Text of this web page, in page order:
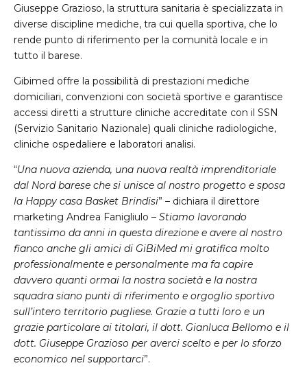
Giuseppe Grazioso, la struttura sanitaria è specializzata in
diverse discipline mediche, tra cui quella sportiva, che lo
rende punto di riferimento per la comunità locale e in
tutto il barese.
Gibimed offre la possibilità di prestazioni mediche
domiciliari, convenzioni con società sportive e garantisce
accessi diretti a strutture cliniche accreditate con il SSN
(Servizio Sanitario Nazionale) quali cliniche radiologiche,
cliniche ospedaliere e laboratori analisi.
“Una nuova azienda, una nuova realtà imprenditoriale
dal Nord barese che si unisce al nostro progetto e sposa
la Happy casa Basket Brindisi” – dichiara il direttore
marketing Andrea Fanigliulo – Stiamo lavorando
tantissimo da anni in questa direzione e avere al nostro
fianco anche gli amici di GiBiMed mi gratifica molto
professionalmente e personalmente ma fa capire
davvero quanti ormai la nostra società e la nostra
squadra siano punti di riferimento e orgoglio sportivo
sull’intero territorio pugliese. Grazie a tutti loro e un
grazie particolare ai titolari, il dott. Gianluca Bellomo e il
dott. Giuseppe Grazioso per averci scelto e per lo sforzo
economico nel supportarci”.